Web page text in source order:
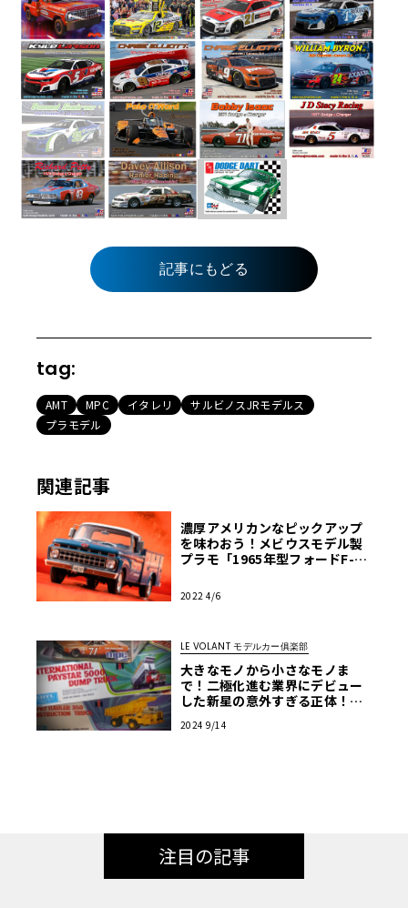
記事にもどる
tag:
AMT MPC イタレリ
サルビノスJRモデルス
プラモデル
関連記事
濃厚アメリカンなピックアップ
を味わおう！メビウスモデル製
プラモ「1965年型フォードF-10
2022 4/6
LE VOLANT モデルカー俱楽部
大きなモノから小さなモノま
で！二極化進む業界にデビュー
した新星の意外すぎる正体！
ニクル】第34回
2024 9/14
注目の記事